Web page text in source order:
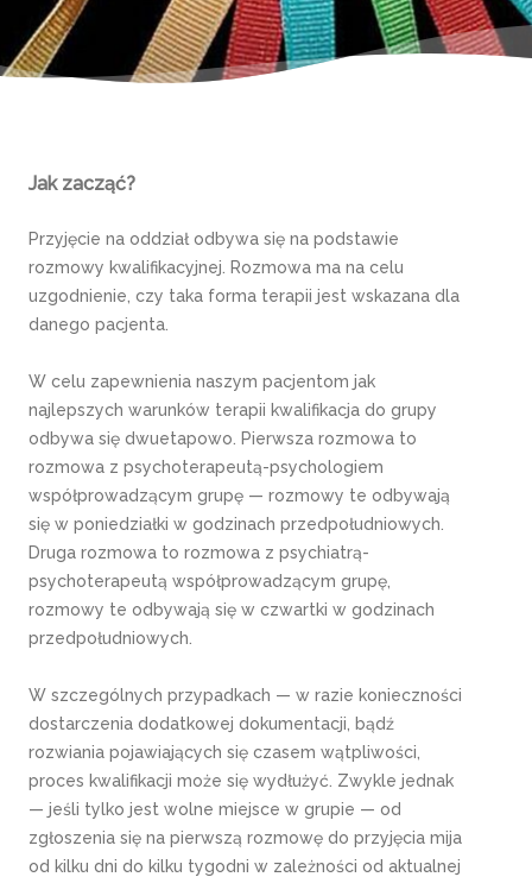
Jak zacząć?
Przyjęcie na oddział odbywa się na podstawie
rozmowy kwalifikacyjnej. Rozmowa ma na celu
uzgodnienie, czy taka forma terapii jest wskazana dla
danego pacjenta.
W celu zapewnienia naszym pacjentom jak
najlepszych warunków terapii kwalifikacja do grupy
odbywa się dwuetapowo. Pierwsza rozmowa to
rozmowa z psychoterapeutą-psychologiem
współprowadzącym grupę — rozmowy te odbywają
się w poniedziałki w godzinach przedpołudniowych.
Druga rozmowa to rozmowa z psychiatrą-
psychoterapeutą współprowadzącym grupę,
rozmowy te odbywają się w czwartki w godzinach
przedpołudniowych.
W szczególnych przypadkach — w razie konieczności
dostarczenia dodatkowej dokumentacji, bądź
rozwiania pojawiających się czasem wątpliwości,
proces kwalifikacji może się wydłużyć. Zwykle jednak
— jeśli tylko jest wolne miejsce w grupie — od
zgłoszenia się na pierwszą rozmowę do przyjęcia mija
od kilku dni do kilku tygodni w zależności od aktualnej